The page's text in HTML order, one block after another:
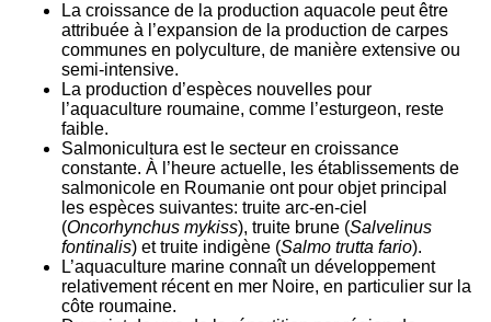
La croissance de la production aquacole peut être
attribuée à l’expansion de la production de carpes
communes en polyculture, de manière extensive ou
semi-intensive.
La production d’espèces nouvelles pour
l’aquaculture roumaine, comme l’esturgeon, reste
faible.
Salmonicultura est le secteur en croissance
constante. À l’heure actuelle, les établissements de
salmonicole en Roumanie ont pour objet principal
les espèces suivantes: truite arc-en-ciel
(Oncorhynchus mykiss), truite brune (Salvelinus
fontinalis) et truite indigène (Salmo trutta fario).
L’aquaculture marine connaît un développement
relativement récent en mer Noire, en particulier sur la
côte roumaine.